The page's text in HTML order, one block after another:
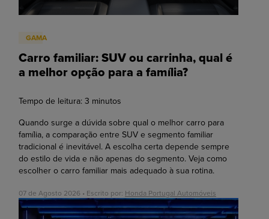
GAMA
Carro familiar: SUV ou carrinha, qual é
a melhor opção para a família?
Tempo de leitura: 3 minutos
Quando surge a dúvida sobre qual o melhor carro para
família, a comparação entre SUV e segmento familiar
tradicional é inevitável. A escolha certa depende sempre
do estilo de vida e não apenas do segmento. Veja como
escolher o carro familiar mais adequado à sua rotina.
07 de Agosto 2026 • Escrito por: Honda Portugal Automóveis